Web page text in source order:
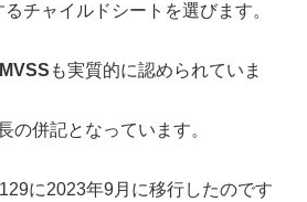
チャイルドシートを選びます。
も実質的に認められていま
の併記となっています。
に2023年9月に移行したのです